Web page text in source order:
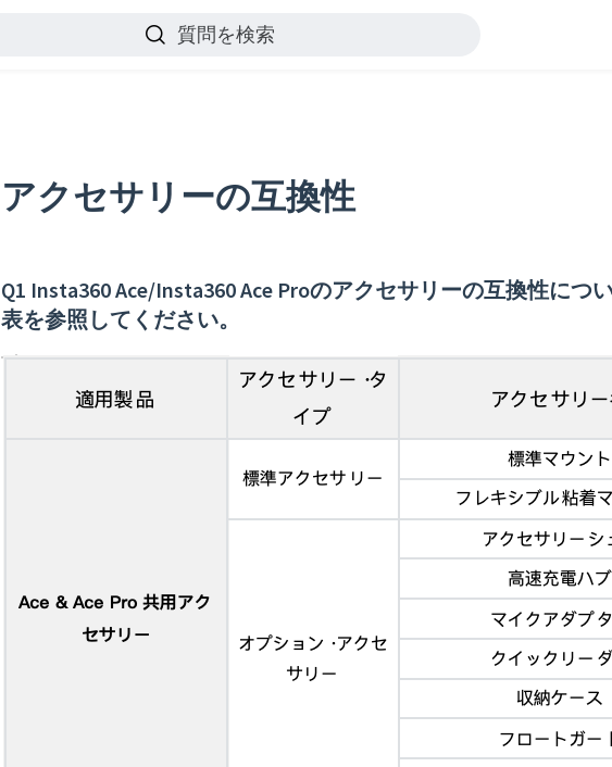
質問を検索
アクセサリーの互換性
Q1 Insta360 Ace/Insta360 Ace Proのアクセサリーの互換性につ
表を参照してください。